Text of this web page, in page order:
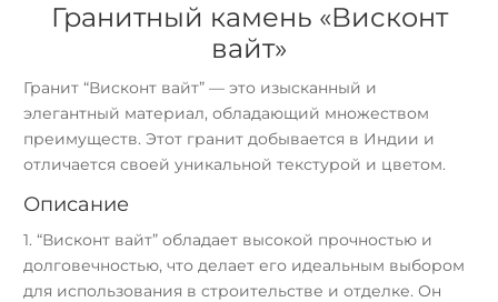
Гранитный камень «Висконт
вайт»
Гранит “Висконт вайт” — это изысканный и
элегантный материал, обладающий множеством
преимуществ. Этот гранит добывается в Индии и
отличается своей уникальной текстурой и цветом.
Описание
1.“Висконт вайт” обладает высокой прочностью и
долговечностью, что делает его идеальным выбором
для использования в строительстве и отделке. Он